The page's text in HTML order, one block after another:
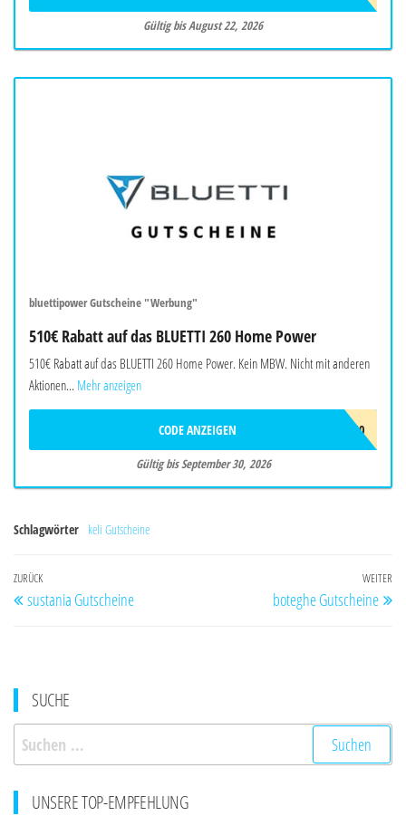
Gültig bis August 22, 2026
bluettipower Gutscheine "Werbung"
510€ Rabatt auf das BLUETTI 260 Home Power
510€ Rabatt auf das BLUETTI 260 Home Power. Kein MBW. Nicht mit anderen
Aktionen... Mehr anzeigen
BALAFF510
CODE ANZEIGEN
Gültig bis September 30, 2026
Schlagwörter keli Gutscheine
Beitragsnavigation
Vorheriger
Beitrag
ZURÜCK
sustania Gutscheine
WEITER
boteghe Gutscheine
SUCHE
Suchen
nach:
UNSERE TOP-EMPFEHLUNG